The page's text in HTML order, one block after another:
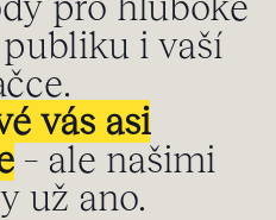
i vaší
vás asi
– ale našimi
už ano.